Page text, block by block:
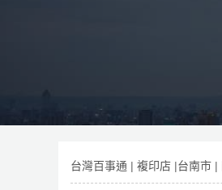
台灣百事通 | 複印店 |台南市 |